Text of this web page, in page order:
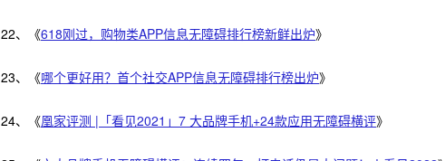
22、《618刚过，购物类APP信息无障碍排行榜新鲜出炉》
23、《哪个更好用？首个社交APP信息无障碍排行榜出炉》
24、《凰家评测 |「看见2021」7 大品牌手机+24款应用无障碍横评》